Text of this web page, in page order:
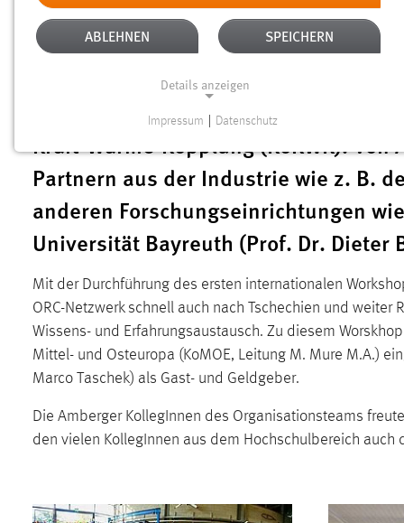
02.07.2019
Bereits seit 2011 forscht Prof. Dr.-
Abwärmeverstromung mittels ORC
Energiespeicherung – seit 2012
Kraft-Wärme-Kopplung (KoKWK).
Partnern aus der Industrie wie z. B.
anderen Forschungseinrichtungen
Universität Bayreuth (Prof. Dr. Dieter
Mit der Durchführung des ersten internationalen
ORC-Netzwerk schnell auch nach Tschechien und
Wissens- und Erfahrungsaustausch. Zu diesem
Mittel- und Osteuropa (KoMOE, Leitung M. Mure M.A.)
Marco Taschek) als Gast- und Geldgeber.
Die Amberger KollegInnen des Organisationsteams
den vielen KollegInnen aus dem Hochschulbereich
ABLEHNEN SPEICHERN
Details anzeigen
Funktionen und sind für die einwandfreie Funktion der
Website erforderlich.
Einverständnis
Name: cookie_consent
Dieser Cookie speichert die
ausgewählten Einverständnis-Optionen
des Benutzers
Performance
Zweck:
Für performante Seitenauslieferung wird
Impressum Datenschutz